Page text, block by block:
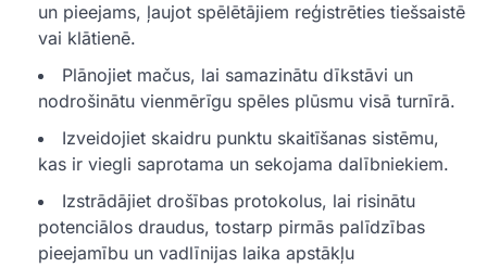
un pieejams, ļaujot spēlētājiem reģistrēties tiešsaistē
vai klātienē.
Plānojiet mačus, lai samazinātu dīkstāvi un
nodrošinātu vienmērīgu spēles plūsmu visā turnīrā.
Izveidojiet skaidru punktu skaitīšanas sistēmu,
kas ir viegli saprotama un sekojama dalībniekiem.
Izstrādājiet drošības protokolus, lai risinātu
potenciālos draudus, tostarp pirmās palīdzības
pieejamību un vadlīnijas laika apstākļu